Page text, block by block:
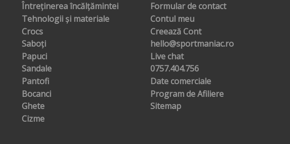
Întreținerea încălțămintei
Tehnologii și materiale
Crocs
Saboți
Papuci
Sandale
Pantofi
Bocanci
Ghete
Cizme
Formular de contact
Contul meu
Creează Cont
hello@sportmaniac.ro
Live chat
0757.404.756
Date comerciale
Program de Afiliere
Sitemap